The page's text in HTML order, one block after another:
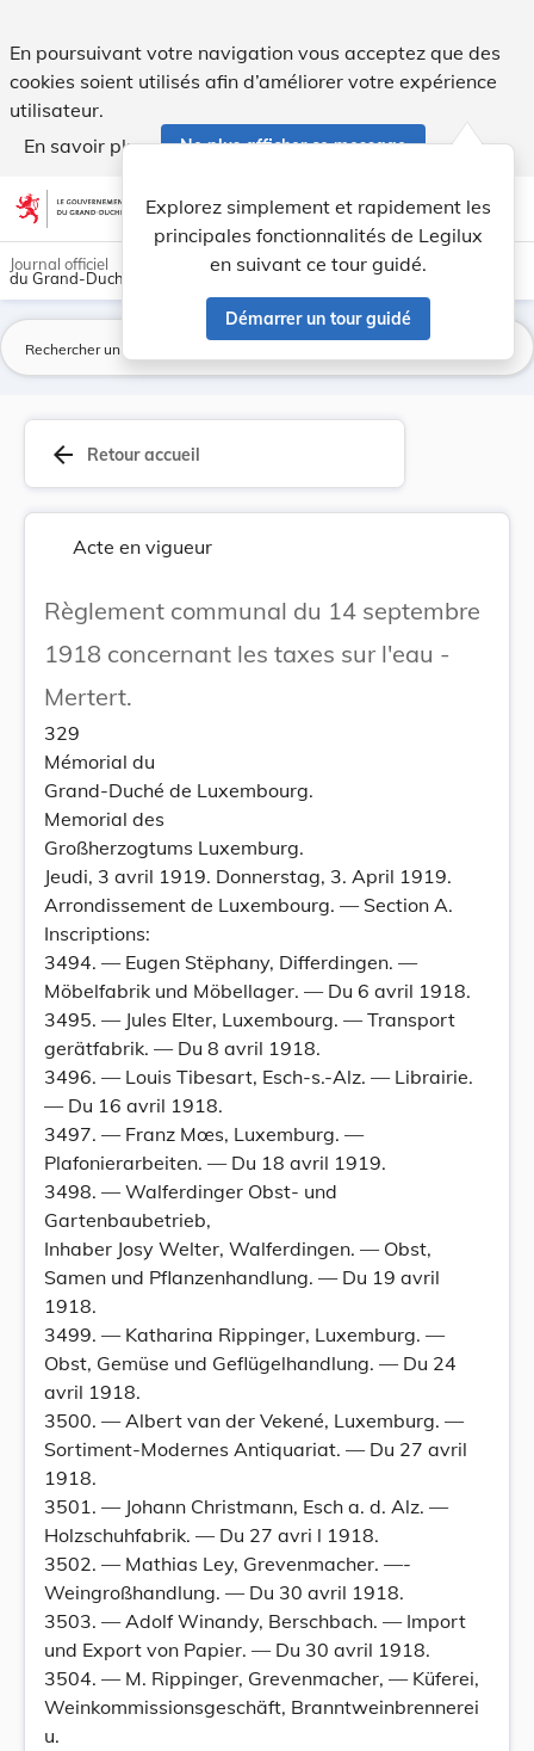
En poursuivant votre navigation vous acceptez que des
cookies soient utilisés afin d’améliorer votre expérience
utilisateur.
En savoir plus
Ne plus afficher ce message
Aller au contenu account_circle help Aide
Explorez simplement et rapidement les
principales fonctionnalités de Legilux
en suivant ce tour guidé.
Démarrer un tour guidé
light_mode dark_mode
Journal officiel
du Grand-Duché de Luxembourg
arrow_back Retour accueil
Acte en vigueur
Règlement communal du 14 septembre
1918 concernant les taxes sur l'eau -
Mertert.
329
Mémorial du
Grand-Duché de Luxembourg.
Memorial des
Großherzogtums Luxemburg.
Jeudi, 3 avril 1919. Donnerstag, 3. April 1919.
Arrondissement de Luxembourg. — Section A.
Inscriptions:
3494. — Eugen Stëphany, Differdingen. —
Möbelfabrik und Möbellager. — Du 6 avril 1918.
3495. — Jules Elter, Luxembourg. — Transport
gerätfabrik. — Du 8 avril 1918.
3496. — Louis Tibesart, Esch-s.-Alz. — Librairie.
— Du 16 avril 1918.
3497. — Franz Mœs, Luxemburg. —
Plafonierarbeiten. — Du 18 avril 1919.
3498. — Walferdinger Obst- und
Gartenbaubetrieb,
Inhaber Josy Welter, Walferdingen. — Obst,
Samen und Pflanzenhandlung. — Du 19 avril
1918.
3499. — Katharina Rippinger, Luxemburg. —
Obst, Gemüse und Geflügelhandlung. — Du 24
avril 1918.
3500. — Albert van der Vekené, Luxemburg. —
Sortiment-Modernes Antiquariat. — Du 27 avril
1918.
3501. — Johann Christmann, Esch a. d. Alz. —
Holzschuhfabrik. — Du 27 avri l 1918.
3502. — Mathias Ley, Grevenmacher. —-
Weingroßhandlung. — Du 30 avril 1918.
3503. — Adolf Winandy, Berschbach. — Import
und Export von Papier. — Du 30 avril 1918.
3504. — M. Rippinger, Grevenmacher, — Küferei,
Weinkommissionsgeschäft, Branntweinbrennerei
u.